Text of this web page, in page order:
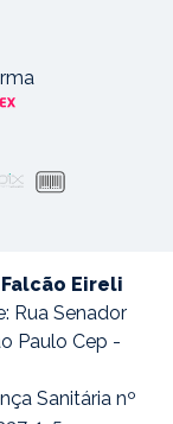
Eireli
Rua Senador
Paulo Cep -
Sanitária nº